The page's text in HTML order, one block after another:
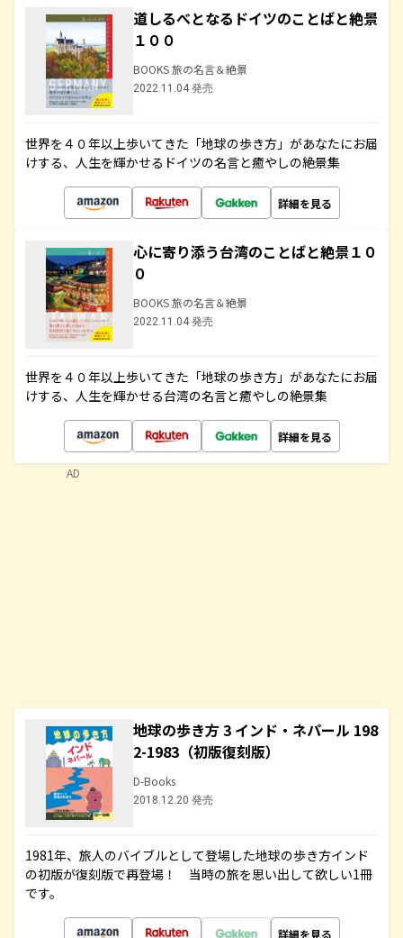
道しるべとなるドイツのことばと絶景
１００
BOOKS 旅の名言＆絶景
2022.11.04 発売
世界を４０年以上歩いてきた「地球の歩き方」があなたにお届
けする、人生を輝かせるドイツの名言と癒やしの絶景集
詳細を見る
心に寄り添う台湾のことばと絶景１０
０
BOOKS 旅の名言＆絶景
2022.11.04 発売
世界を４０年以上歩いてきた「地球の歩き方」があなたにお届
けする、人生を輝かせる台湾の名言と癒やしの絶景集
詳細を見る
地球の歩き方 3 インド・ネパール 198
2-1983（初版復刻版）
D-Books
2018.12.20 発売
1981年、旅人のバイブルとして登場した地球の歩き方インド
の初版が復刻版で再登場！ 当時の旅を思い出して欲しい1冊
です。
詳細を見る
AD